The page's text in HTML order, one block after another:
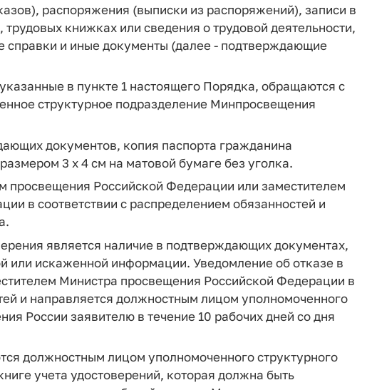
распоряжения (выписки из распоряжений), записи в
книжках или сведения о трудовой деятельности,
справки и иные документы (далее - подтверждающие
в пункте 1 настоящего Порядка, обращаются с
структурное подразделение Минпросвещения
документов, копия паспорта гражданина
3 х 4 см на матовой бумаге без уголка.
просвещения Российской Федерации или заместителем
в соответствии с распределением обязанностей и
является наличие в подтверждающих документах,
или искаженной информации. Уведомление об отказе в
Министра просвещения Российской Федерации в
и направляется должностным лицом уполномоченного
России заявителю в течение 10 рабочих дней со дня
должностным лицом уполномоченного структурного
учета удостоверений, которая должна быть